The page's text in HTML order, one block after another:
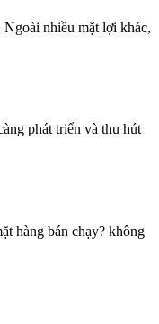
nhiều mặt lợi khác,
phát triển và thu hút
hàng bán chạy? không